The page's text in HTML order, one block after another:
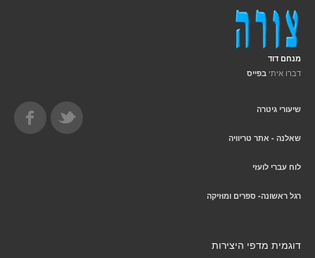
מנחם דוד
דברו איתי בפייס
שיעורי גיטרה
שאלנה - אתר טריוויה
לוח עברי לועזי
רגל ראשונה- ספרים ומוזיקה
דוגמית מדפי היצירות